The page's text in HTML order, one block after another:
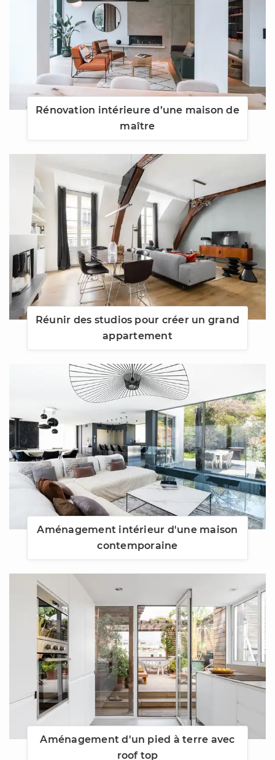
Rénovation intérieure d’une maison de
maître
Réunir des studios pour créer un grand
appartement
Aménagement intérieur d'une maison
contemporaine
Aménagement d'un pied à terre avec
roof top